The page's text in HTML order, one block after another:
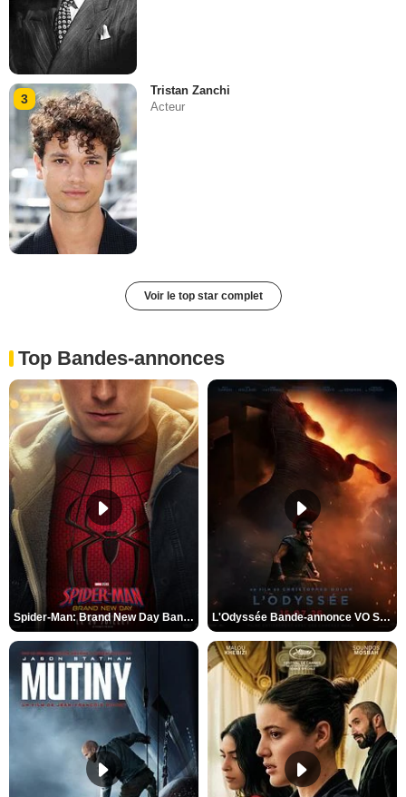
3
Tristan Zanchi
Acteur
Voir le top star complet
Top Bandes-annonces
Spider-Man: Brand New Day Bande-annonce VO STFR L'Odyssée Bande-annonce VO STFR